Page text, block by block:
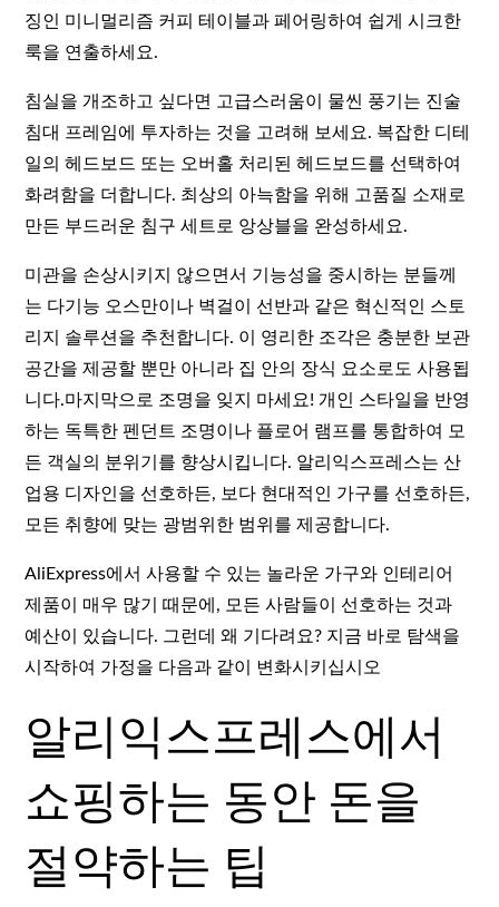
징인 미니멀리즘 커피 테이블과 페어링하여 쉽게 시크한
룩을 연출하세요.
침실을 개조하고 싶다면 고급스러움이 물씬 풍기는 진술
침대 프레임에 투자하는 것을 고려해 보세요. 복잡한 디테
일의 헤드보드 또는 오버홀 처리된 헤드보드를 선택하여
화려함을 더합니다. 최상의 아늑함을 위해 고품질 소재로
만든 부드러운 침구 세트로 앙상블을 완성하세요.
미관을 손상시키지 않으면서 기능성을 중시하는 분들께
는 다기능 오스만이나 벽걸이 선반과 같은 혁신적인 스토
리지 솔루션을 추천합니다. 이 영리한 조각은 충분한 보관
공간을 제공할 뿐만 아니라 집 안의 장식 요소로도 사용됩
니다.마지막으로 조명을 잊지 마세요! 개인 스타일을 반영
하는 독특한 펜던트 조명이나 플로어 램프를 통합하여 모
든 객실의 분위기를 향상시킵니다. 알리익스프레스는 산
업용 디자인을 선호하든, 보다 현대적인 가구를 선호하든,
모든 취향에 맞는 광범위한 범위를 제공합니다.
AliExpress에서 사용할 수 있는 놀라운 가구와 인테리어
제품이 매우 많기 때문에, 모든 사람들이 선호하는 것과
예산이 있습니다. 그런데 왜 기다려요? 지금 바로 탐색을
시작하여 가정을 다음과 같이 변화시키십시오
알리익스프레스에서
쇼핑하는 동안 돈을
절약하는 팁